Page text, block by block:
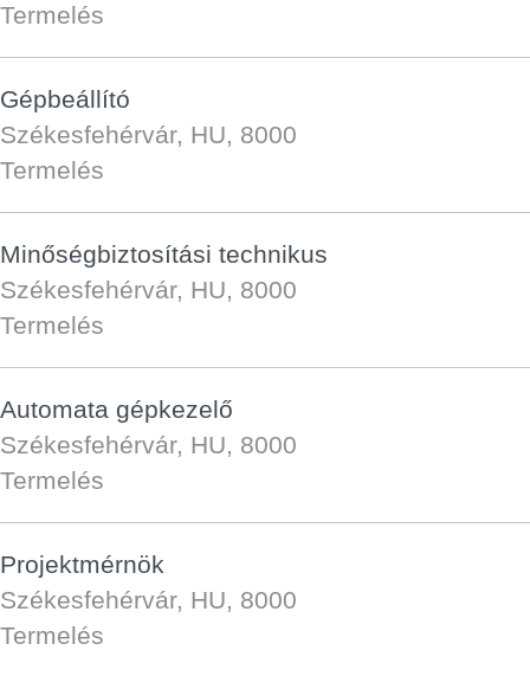
Termelés
Gépbeállító
Székesfehérvár, HU, 8000
Termelés
Minőségbiztosítási technikus
Székesfehérvár, HU, 8000
Termelés
Automata gépkezelő
Székesfehérvár, HU, 8000
Termelés
Projektmérnök
Székesfehérvár, HU, 8000
Termelés